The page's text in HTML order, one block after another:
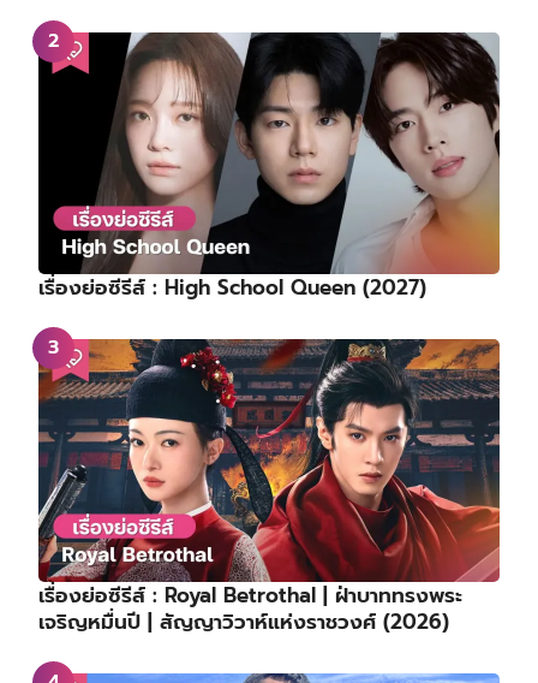
เรื่องย่อซีรีส์ : High School Queen (2027)
เรื่องย่อซีรีส์ : Royal Betrothal | ฝ่าบาททรงพระ
เจริญหมื่นปี | สัญญาวิวาห์แห่งราชวงศ์ (2026)